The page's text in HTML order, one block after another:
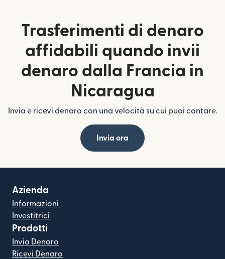
Trasferimenti di denaro
affidabili quando invii
denaro dalla Francia in
Nicaragua
Invia e ricevi denaro con una velocità su cui puoi contare.
Invia ora
Azienda
Informazioni
Investitrici
Prodotti
Invia Denaro
Ricevi Denaro